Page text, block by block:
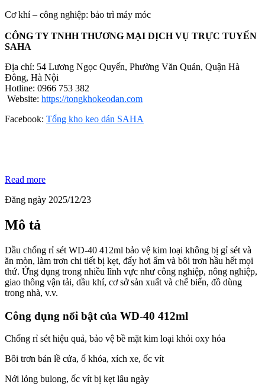
Cơ khí – công nghiệp: bảo trì máy móc
CÔNG TY TNHH THƯƠNG MẠI DỊCH VỤ TRỰC TUYẾN
SAHA
Địa chỉ: 54 Lương Ngọc Quyến, Phường Văn Quán, Quận Hà
Đông, Hà Nội
Hotline: 0966 753 382
Website: https://tongkhokeodan.com
Facebook: Tổng kho keo dán SAHA
Read more
Đăng ngày 2025/12/23
Mô tả
Dầu chống rỉ sét WD-40 412ml bảo vệ kim loại không bị gỉ sét và
ăn mòn, làm trơn chi tiết bị kẹt, đẩy hơi ẩm và bôi trơn hầu hết mọi
thứ. Ứng dụng trong nhiều lĩnh vực như công nghiệp, nông nghiệp,
giao thông vận tải, dầu khí, cơ sở sản xuất và chế biến, đồ dùng
trong nhà, v.v.
Công dụng nổi bật của WD-40 412ml
Chống rỉ sét hiệu quả, bảo vệ bề mặt kim loại khỏi oxy hóa
Bôi trơn bản lề cửa, ổ khóa, xích xe, ốc vít
Nới lỏng bulong, ốc vít bị kẹt lâu ngày